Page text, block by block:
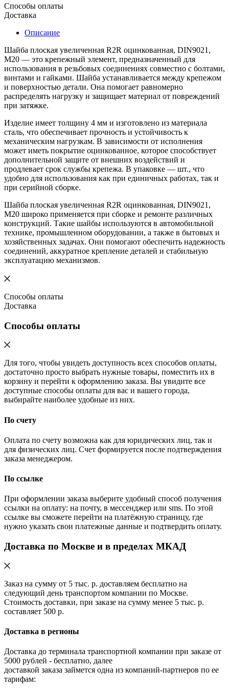
Способы оплаты
Доставка
Описание
Шайба плоская увеличенная R2R оцинкованная, DIN9021,
М20 — это крепежный элемент, предназначенный для
использования в резьбовых соединениях совместно с болтами,
винтами и гайками. Шайба устанавливается между крепежом
и поверхностью детали. Она помогает равномерно
распределять нагрузку и защищает материал от повреждений
при затяжке.
Изделие имеет толщину 4 мм и изготовлено из материала
сталь, что обеспечивает прочность и устойчивость к
механическим нагрузкам. В зависимости от исполнения
может иметь покрытие оцинкованное, которое способствует
дополнительной защите от внешних воздействий и
продлевает срок службы крепежа. В упаковке — шт., что
удобно для использования как при единичных работах, так и
при серийной сборке.
Шайба плоская увеличенная R2R оцинкованная, DIN9021,
М20 широко применяется при сборке и ремонте различных
конструкций. Такие шайбы используются в автомобильной
технике, промышленном оборудовании, а также в бытовых и
хозяйственных задачах. Они помогают обеспечить надежность
соединений, аккуратное крепление деталей и стабильную
эксплуатацию механизмов.
Способы оплаты
Доставка
Способы оплаты
Для того, чтобы увидеть доступность всех способов оплаты,
достаточно просто выбрать нужные товары, поместить их в
корзину и перейти к оформлению заказа. Вы увидите все
доступные способы оплаты для вас и вашего города,
выбирайте наиболее удобные из них.
По счету
Оплата по счету возможна как для юридических лиц, так и
для физических лиц. Счет формируется после подтверждения
заказа менеджером.
По ссылке
При оформлении заказа выберите удобный способ получения
ссылки на оплату: на почту, в мессенджер или sms. По этой
ссылке вы сможете перейти на платёжную страницу, где
нужно указать свои платежные данные и подтвердить оплату.
Доставка по Москве и в пределах МКАД
Заказ на сумму от 5 тыс. р. доставляем бесплатно на
следующий день транспортом компании по Москве.
Стоимость доставки, при заказе на сумму менее 5 тыс. р.
составляет 500 р.
Доставка в регионы
Доставка до терминала транспортной компании при заказе от
5000 рублей - бесплатно, далее
доставкой заказа займется одна из компаний-партнеров по ее
тарифам: